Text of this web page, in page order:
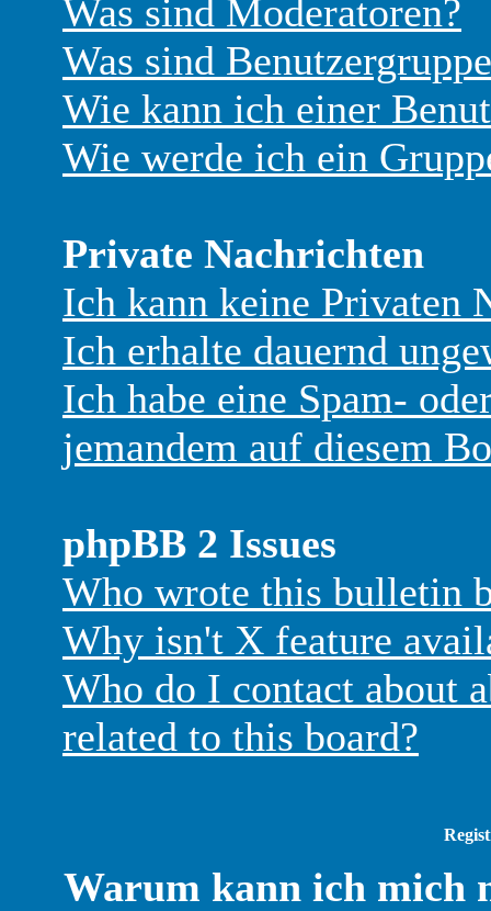
Was sind Moderatoren?
Was sind
Wie kann ich einer
Wie werde ich ein
Private Nachrichten
Ich kann keine Privaten
Ich erhalte dauernd
Ich habe eine Spam-
jemandem auf diesem
phpBB 2 Issues
Who wrote this bulletin
Why isn't X feature
Who do I contact about
related to this board?
Warum kann ich mich